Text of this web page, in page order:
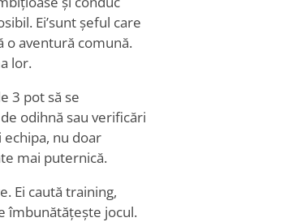
Ei’sunt șeful care
o aventură comună.
lor.
3 pot să se
odihnă sau verificări
nu doar
mai puternică.
Ei caută training,
îmbunătățește jocul.